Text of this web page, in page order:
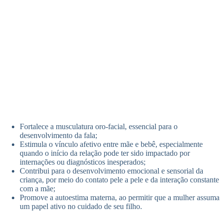
Fortalece a musculatura oro-facial, essencial para o
desenvolvimento da fala;
Estimula o vínculo afetivo entre mãe e bebê, especialmente
quando o início da relação pode ter sido impactado por
internações ou diagnósticos inesperados;
Contribui para o desenvolvimento emocional e sensorial da
criança, por meio do contato pele a pele e da interação constante
com a mãe;
Promove a autoestima materna, ao permitir que a mulher assuma
um papel ativo no cuidado de seu filho.